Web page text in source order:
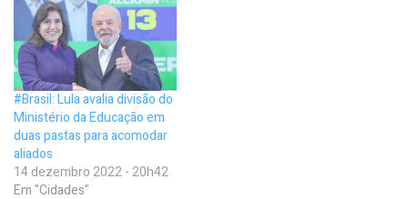
#Brasil: Lula avalia divisão do
Ministério da Educação em
duas pastas para acomodar
aliados
14 dezembro 2022 - 20h42
Em "Cidades"